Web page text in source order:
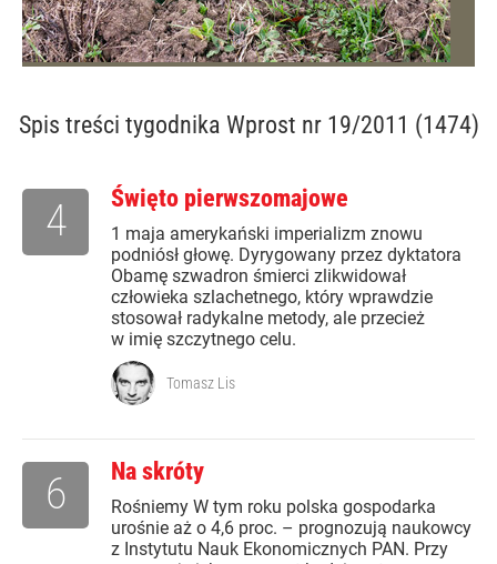
Spis treści tygodnika Wprost nr 19/2011 (1474)
Święto pierwszomajowe
1 maja amerykański imperializm znowu
podniósł głowę. Dyrygowany przez dyktatora
Obamę szwadron śmierci zlikwidował
człowieka szlachetnego, który wprawdzie
stosował radykalne metody, ale przecież
w imię szczytnego celu.
4
Tomasz Lis
Na skróty
Rośniemy W tym roku polska gospodarka
urośnie aż o 4,6 proc. – prognozują naukowcy
z Instytutu Nauk Ekonomicznych PAN. Przy
6